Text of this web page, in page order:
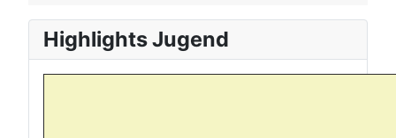
Highlights Jugend